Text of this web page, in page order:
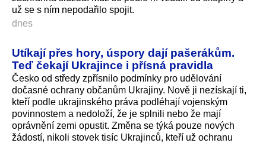
už se s ním nepodařilo spojit.
dnes
Utíkají přes hory, úspory dají pašerákům.
Teď čekají Ukrajince i přísná pravidla
Česko od středy zpřísnilo podmínky pro udělování
dočasné ochrany občanům Ukrajiny. Nově ji nezískají ti,
kteří podle ukrajinského práva podléhají vojenským
povinnostem a nedoloží, že je splnili nebo že mají
oprávnění zemi opustit. Změna se týká pouze nových
žádostí, nikoli stovek tisíc Ukrajinců, kteří už ochranu